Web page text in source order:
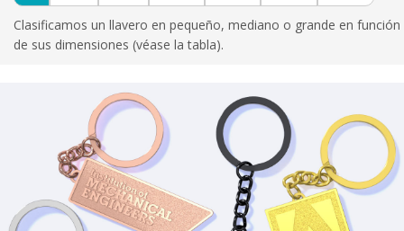
Clasificamos un llavero en pequeño, mediano o grande en función
de sus dimensiones (véase la tabla).